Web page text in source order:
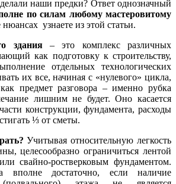
наши предки? Ответ однозначный
по силам любому мастеровитому
узнаете из этой статьи.
здания– это комплекс различных
как подготовку к строительству,
отдельных технологических
их все, начиная с «нулевого» цикла,
предмет разговора – именно рубка
лишним не будет. Оно касается
конструкции, фундамента, расходы
⅓ от сметы.
Учитывая относительную легкость
целесообразно ограничиться лентой
свайно-ростверковым фундаментом.
вполне достаточно, если наличие